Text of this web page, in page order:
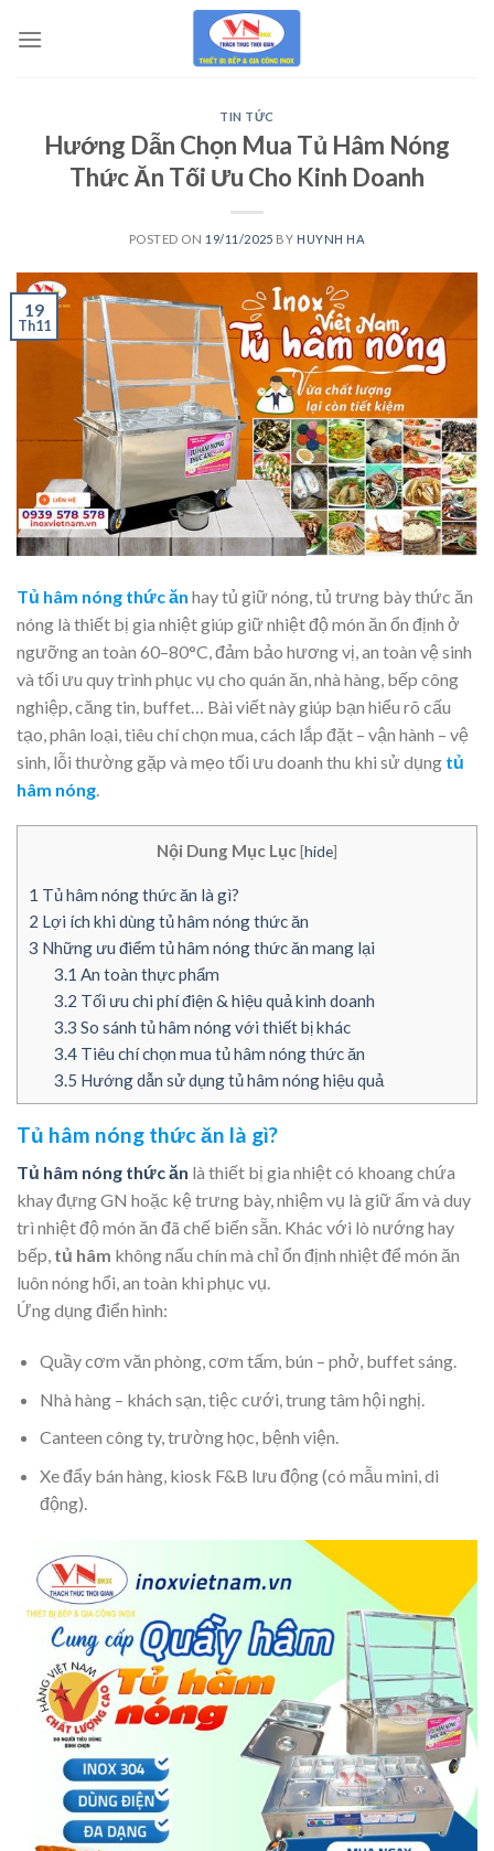
TIN TỨC
Hướng Dẫn Chọn Mua Tủ Hâm Nóng
Thức Ăn Tối Ưu Cho Kinh Doanh
POSTED ON 19/11/2025 BY HUYNH HA
19
Th11
Tủ hâm nóng thức ăn hay tủ giữ nóng, tủ trưng bày thức ăn
nóng là thiết bị gia nhiệt giúp giữ nhiệt độ món ăn ổn định ở
ngưỡng an toàn 60–80°C, đảm bảo hương vị, an toàn vệ sinh
và tối ưu quy trình phục vụ cho quán ăn, nhà hàng, bếp công
nghiệp, căng tin, buffet… Bài viết này giúp bạn hiểu rõ cấu
tạo, phân loại, tiêu chí chọn mua, cách lắp đặt – vận hành – vệ
sinh, lỗi thường gặp và mẹo tối ưu doanh thu khi sử dụng tủ
hâm nóng
Nội Dung Mục Lục [hide]
1 Tủ hâm nóng thức ăn là gì?
2 Lợi ích khi dùng tủ hâm nóng thức ăn
3 Những ưu điểm tủ hâm nóng thức ăn mang lại
3.1 An toàn thực phẩm
3.2 Tối ưu chi phí điện & hiệu quả kinh doanh
3.3 So sánh tủ hâm nóng với thiết bị khác
3.4Tiêu chí chọn mua tủ hâm nóng thức ăn
3.5 Hướng dẫn sử dụng tủ hâm nóng hiệu quả
Tủ hâm nóng thức ăn là gì?
Tủ hâm nóng thức ăn là thiết bị gia nhiệt có khoang chứa
khay đựng GN hoặc kệ trưng bày, nhiệm vụ là giữ ấm và duy
trì nhiệt độ món ăn đã chế biến sẵn. Khác với lò nướng hay
bếp, tủ hâm không nấu chín mà chỉ ổn định nhiệt để món ăn
luôn nóng hổi, an toàn khi phục vụ.
Ứng dụng điển hình:
Quầy cơm văn phòng, cơm tấm, bún – phở, buffet sáng.
Nhà hàng – khách sạn, tiệc cưới, trung tâm hội nghị.
Canteen công ty, trường học, bệnh viện.
Xe đẩy bán hàng, kiosk F&B lưu động (có mẫu mini, di
động).